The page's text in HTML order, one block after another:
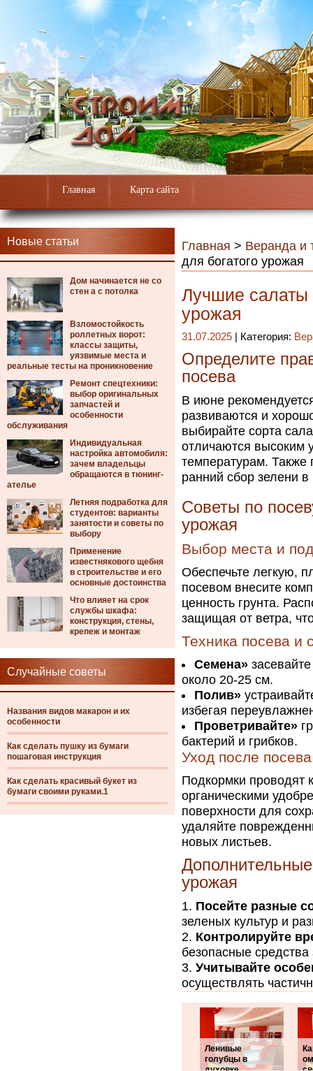
Главная Карта сайта
Новые статьи
Дом начинается не со
стен а с потолка
Взломостойкость
роллетных ворот:
классы защиты,
уязвимые места и
реальные тесты на проникновение
Ремонт спецтехники:
выбор оригинальных
запчастей и
особенности
обслуживания
Индивидуальная
настройка автомобиля:
зачем владельцы
обращаются в тюнинг-
ателье
Летняя подработка для
студентов: варианты
занятости и советы по
выбору
Применение
известнякового щебня
в строительстве и его
основные достоинства
Что влияет на срок
службы шкафа:
конструкция, стены,
крепеж и монтаж
Случайные советы
Названия видов макарон и их
особенности
Как сделать пушку из бумаги
пошаговая инструкция
Как сделать красивый букет из
бумаги своими руками.1
Главная > Веранда и
для богатого урожая
Лучшие салаты
урожая
31.07.2025 | Категория:
Определите
посева
В июне
развиваются и
выбирайте сорта
отличаются высоким
температурам. Также
ранний сбор зелени
Советы по
урожая
Выбор места и
Обеспечьте легкую,
посевом внесите
ценность грунта.
защищая от ветра,
Техника посева и
Семена»
около 20-25 см.
Полив»
избегая
Проветривайте»
бактерий и грибков.
Уход после посева
Подкормки
органическими
поверхности для
удаляйте
новых листьев.
урожая
Посейте разные
зеленых культур и
Контролируйте
безопасные
Учитывайте
осуществлять
Ленивые
голубцы в